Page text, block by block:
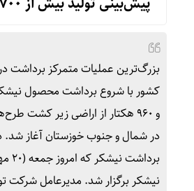
بزرگ‌ترین عملیات متمرکز برداشت
و ۹۶۰ هکتار از اراضی زیر کشت
در شمال و جنوب خوزستان آغاز شد.
نیشکر برگزار شد. مدیرعامل شرکت